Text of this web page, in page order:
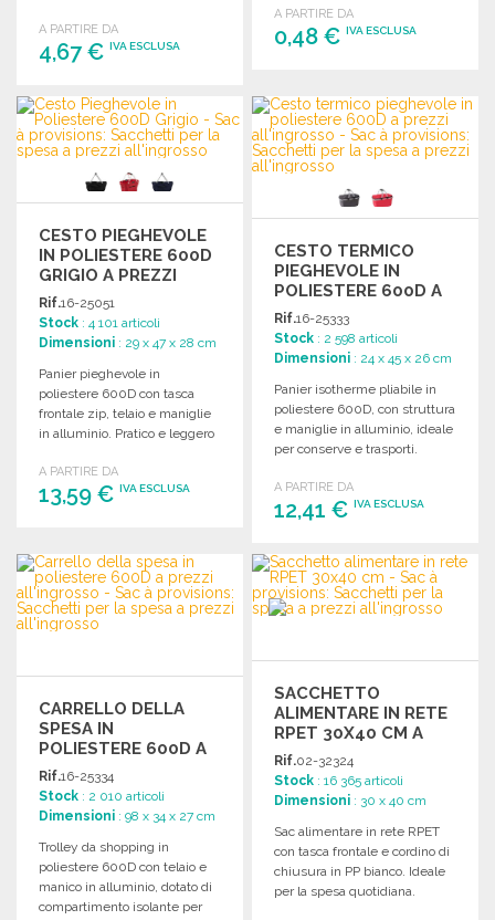
A PARTIRE DA
4,67 € IVA ESCLUSA
ORDINARE
Richiedi un preventivo
A PARTIRE DA
0,48 €IVA ESCLUSA
Richiedi un preventivo
CESTO PIEGHEVOLE
IN POLIESTERE 600D
GRIGIO A PREZZI
ALL'INGROSSO
Rif.16-25051
Stock : 4 101 articoli
Dimensioni : 29 x 47 x 28 cm
Panier pieghevole in
poliestere 600D con tasca
frontale zip, telaio e maniglie
in alluminio. Pratico e leggero
A PARTIRE DA
13,59 € IVA ESCLUSA
Richiedi un preventivo
CESTO TERMICO
PIEGHEVOLE IN
POLIESTERE 600D A
PREZZI
ALL'INGROSSO
Rif.16-25333
Stock : 2 598 articoli
Dimensioni : 24 x 45 x 26 cm
Panier isotherme pliabile in
poliestere 600D, con struttura
e maniglie in alluminio, ideale
per conserve e trasporti.
A PARTIRE DA
12,41 €IVA ESCLUSA
ORDINARE
Richiedi un preventivo
CARRELLO DELLA
SPESA IN
POLIESTERE 600D A
PREZZI
ALL'INGROSSO
Rif.16-25334
Stock : 2 010 articoli
Dimensioni : 98 x 34 x 27 cm
Trolley da shopping in
poliestere 600D con telaio e
manico in alluminio, dotato di
compartimento isolante per
SACCHETTO
ALIMENTARE IN RETE
RPET 30X40 CM A
PREZZI
ALL'INGROSSO
Rif.02-32324
Stock : 16 365 articoli
Dimensioni : 30 x 40 cm
Sac alimentare in rete RPET
con tasca frontale e cordino di
chiusura in PP bianco. Ideale
per la spesa quotidiana.